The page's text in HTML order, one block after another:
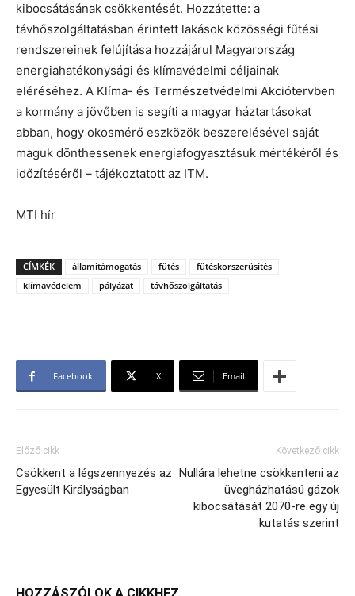
kibocsátásának csökkentését. Hozzátette: a
távhőszolgáltatásban érintett lakások közösségi fűtési
rendszereinek felújítása hozzájárul Magyarország
energiahatékonysági és klímavédelmi céljainak
eléréséhez. A Klíma- és Természetvédelmi Akciótervben
a kormány a jövőben is segíti a magyar háztartásokat
abban, hogy okosmérő eszközök beszerelésével saját
maguk dönthessenek energiafogyasztásuk mértékéről és
időzítéséről – tájékoztatott az ITM.
MTI hír
CÍMKÉK államitámogatás fűtés
fűtéskorszerűsítés
klímavédelem
pályázat távhőszolgáltatás
Facebook X Email
Előző cikk
Csökkent a légszennyezés az
Egyesült Királyságban
Következő cikk
Nullára lehetne csökkenteni az
üvegházhatású gázok
kibocsátását 2070-re egy új
kutatás szerint